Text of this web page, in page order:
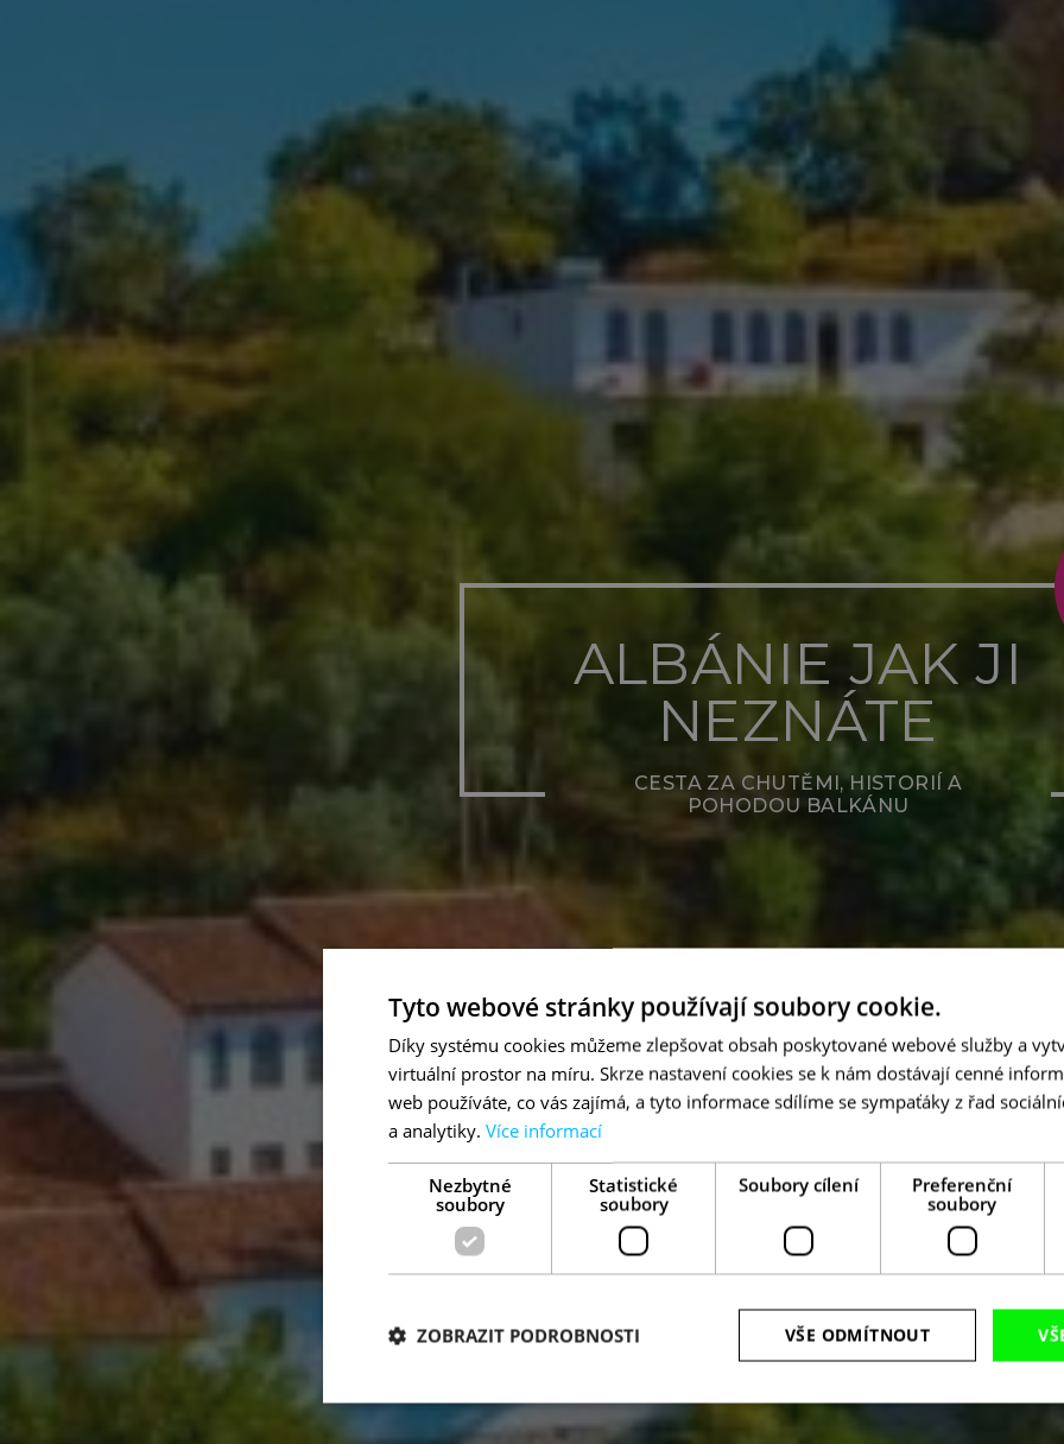
ALBÁNIE JAK JI
NEZNÁTE
CESTA ZA CHUTĚMI, HISTORIÍ A
POHODOU BALKÁNU
Tyto webové stránky používají soubory cookie.
Díky systému cookies můžeme zlepšovat obsah poskytované webové služby a
virtuální prostor na míru. Skrze nastavení cookies se k nám dostávají cenné
web používáte, co vás zajímá, a tyto informace sdílíme se sympaťáky z řad
a analytiky. Více informací
Nezbytné
soubory
Statistické
soubory
Soubory cílení
Preferenční
soubory
VŠE ODMÍTNOUT
ZOBRAZIT PODROBNOSTI